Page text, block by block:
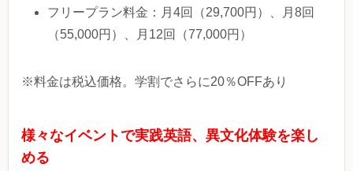
フリープラン料金：月4回（29,700円）、月8回
（55,000円）、月12回（77,000円）
※料金は税込価格。学割でさらに20％OFFあり
様々なイベントで実践英語、異文化体験を楽し
める